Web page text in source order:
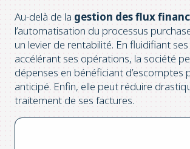
Au-delà de la gestion des flux
l’automatisation du processus
un levier de rentabilité. En fluidifiant
accélérant ses opérations, la société
dépenses en bénéficiant d’escomptes
anticipé. Enfin, elle peut réduire
traitement de ses factures.